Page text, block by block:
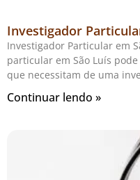
Investigador
Investigador Particular em
particular em São Luís
que necessitam de uma
Continuar lendo »